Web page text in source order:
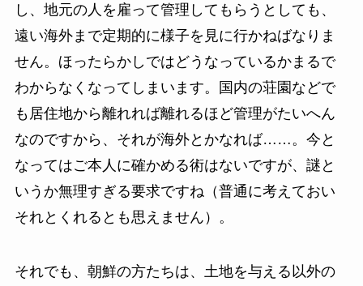
し、地元の人を雇って管理してもらうとしても、
遠い海外まで定期的に様子を見に行かねばなりま
せん。ほったらかしではどうなっているかまるで
わからなくなってしまいます。国内の荘園などで
も居住地から離れれば離れるほど管理がたいへん
なのですから、それが海外とかなれば……。今と
なってはご本人に確かめる術はないですが、謎と
いうか無理すぎる要求ですね（普通に考えておい
それとくれるとも思えません）。
それでも、朝鮮の方たちは、土地を与える以外の